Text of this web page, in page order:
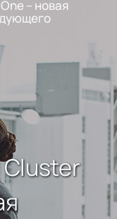
– новая